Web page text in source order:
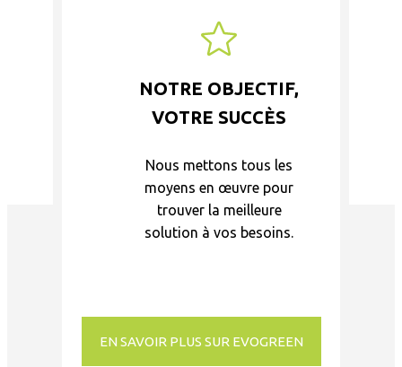
NOTRE OBJECTIF,
VOTRE SUCCÈS
Nous mettons tous les
moyens en œuvre pour
trouver la meilleure
solution à vos besoins.
EN SAVOIR PLUS SUR EVOGREEN